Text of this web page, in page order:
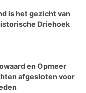
is het gezicht van
Driehoek
en Opmeer
afgesloten voor